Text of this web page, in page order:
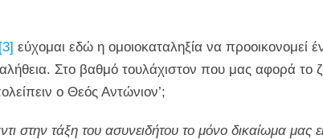
[3] εύχομαι εδώ η ομοιοκαταληξία να
Στο βαθμό τουλάχιστον που μας αφορά το
ο Θεός Αντώνιον’;
στην τάξη του ασυνειδήτου το μόνο δικαίωμα μας